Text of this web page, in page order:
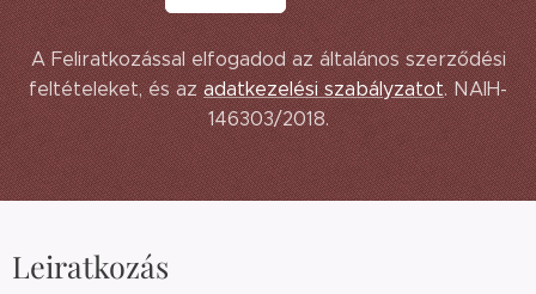
A Feliratkozással elfogadod az általános szerződési
feltételeket, és azadatkezelésiszabályzatot. NAIH-
146303/2018.
Leiratkozás